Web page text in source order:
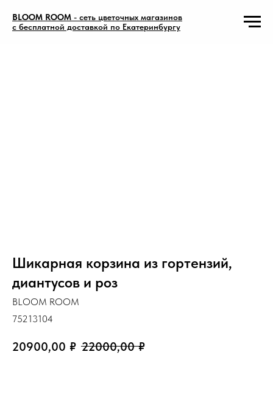
BLOOM ROOM - сеть цветочных магазинов
с бесплатной доставкой по Екатеринбургу
Шикарная корзина из гортензий,
диантусов и роз
BLOOM ROOM
75213104
20900,00 ₽ 22000,00 ₽